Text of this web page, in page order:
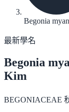
Begonia
最新學名
Begonia
Kim
BEGONIACEAE